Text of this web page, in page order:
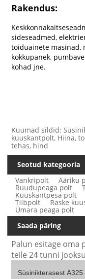
Rakendus:
sideseadmed,
toiduainete masinad,
kokkupanek,
kohad jne.
Kuumad sildid:
kuuskantpolt, Hiina,
tehas, hind
Seotud kategooria
Vankripolt
Ääriku
Ruudupeaga polt
Kuuskantpesa polt
Tiibpolt Raske
Ümara peaga polt
Saada päring
Palun esitage oma
teile 24 tunni